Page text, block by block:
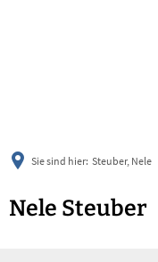
Sie sind hier: Steuber, Nele
Nele Steuber